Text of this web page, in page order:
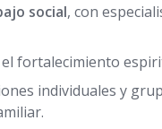
social, con
fortalecimiento
individuales y